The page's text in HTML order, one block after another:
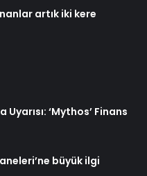
artık iki kere
Uyarısı: ‘Mythos’ Finans
büyük ilgi